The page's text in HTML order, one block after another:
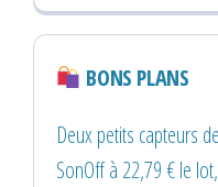
BONS PLANS
Deux petits capteurs
SonOff à 22,79 € le